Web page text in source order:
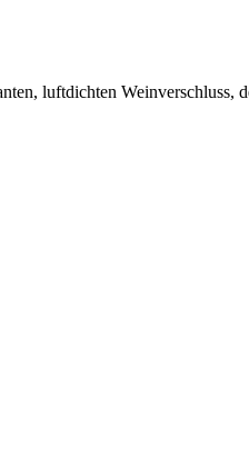
luftdichten